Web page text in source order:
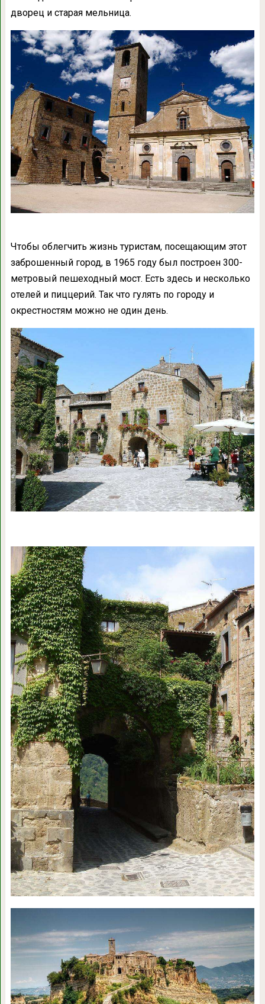
дворец и старая мельница.
Чтобы облегчить жизнь туристам, посещающим этот
заброшенный город, в 1965 году был построен 300-
метровый пешеходный мост. Есть здесь и несколько
отелей и пиццерий. Так что гулять по городу и
окрестностям можно не один день.